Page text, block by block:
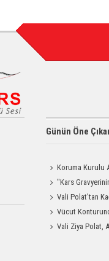
Günün Öne
Koruma Kurulu
Yapıldı
"Kars
Güçlendirilmesi
Vali Polat'tan
Eravcı'ya Ziyaret
Vücut
Yağ Alma
Vali Ziya Polat,